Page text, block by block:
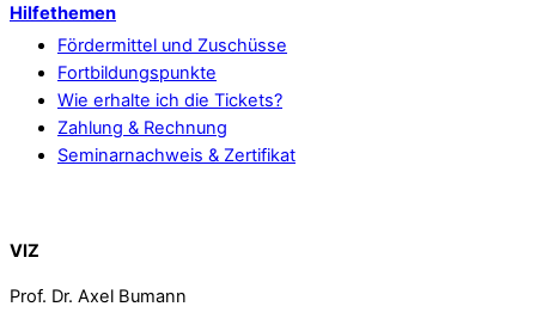
Hilfethemen
Fördermittel und Zuschüsse
Fortbildungspunkte
Wie erhalte ich die Tickets?
Zahlung & Rechnung
Seminarnachweis & Zertifikat
VIZ
Prof. Dr. Axel Bumann